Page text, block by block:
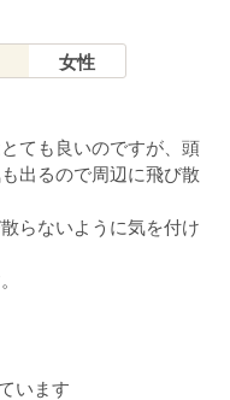
女性
ても良いのですが、頭
出るので周辺に飛び散
らないように気を付け
います